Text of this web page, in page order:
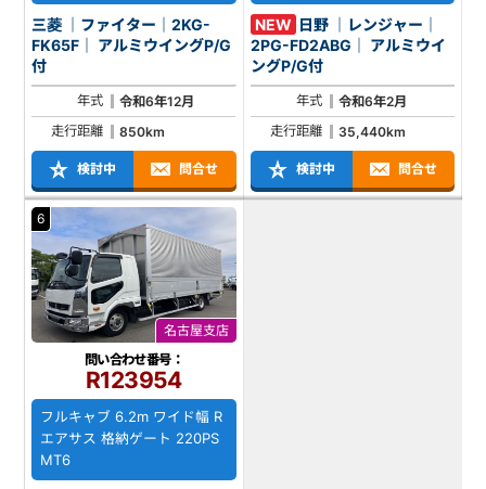
三菱 ｜ファイター｜2KG-
FK65F｜ アルミウイングP/G
付
年式
令和6年12月
走行距離
850km
検討中 問合せ
NEW 日野 ｜レンジャー｜
2PG-FD2ABG｜ アルミウイ
ングP/G付
年式
令和6年2月
走行距離
35,440km
検討中 問合せ
6
名古屋支店
問い合わせ番号：
R123954
フルキャブ 6.2m ワイド幅 R
エアサス 格納ゲート 220PS
MT6